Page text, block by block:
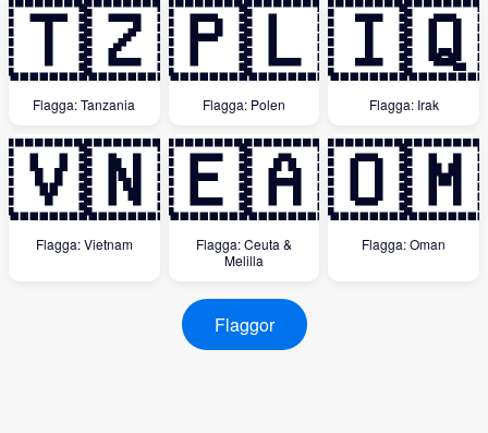
🇹🇿
Flagga: Tanzania
🇵🇱
Flagga: Polen
🇮🇶
Flagga: Irak
🇻🇳
Flagga: Vietnam
🇪🇦
Flagga: Ceuta &
Melilla
🇴🇲
Flagga: Oman
Flaggor